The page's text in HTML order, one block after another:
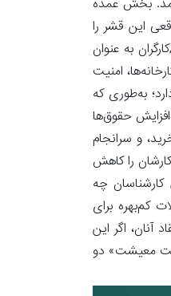
آمد. بخش عمده
این قشر را
به عنوان
امنیت
به‌طوری که
حقوق‌ها
و سرانجام
را کاهش
کارشناسان چه
کم‌بهره برای
آنان، اگر این
معیشت» دو